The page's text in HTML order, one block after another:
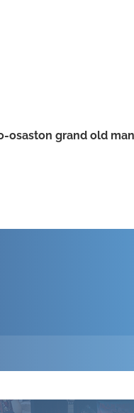
osaston grand old